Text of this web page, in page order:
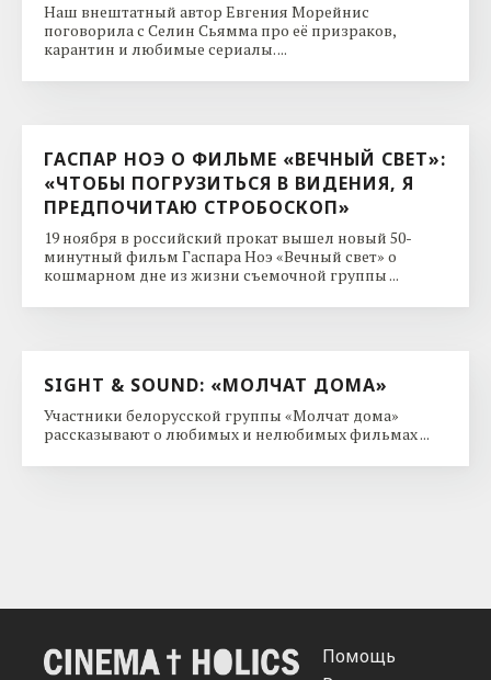
Наш внештатный автор Евгения Морейнис
поговорила с Селин Сьямма про её призраков,
карантин и любимые сериалы. ...
ГАСПАР НОЭ О ФИЛЬМЕ «ВЕЧНЫЙ СВЕТ»:
«ЧТОБЫ ПОГРУЗИТЬСЯ В ВИДЕНИЯ, Я
ПРЕДПОЧИТАЮ СТРОБОСКОП»
19 ноября в российский прокат вышел новый 50-
минутный фильм Гаспара Ноэ «Вечный свет» о
кошмарном дне из жизни съемочной группы ...
SIGHT & SOUND: «МОЛЧАТ ДОМА»
Участники белорусской группы «Молчат дома»
рассказывают о любимых и нелюбимых фильмах ...
Помощь